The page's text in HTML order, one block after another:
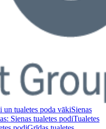
un tualetes poda vākiSienas
Sienas tualetes podiTualetes